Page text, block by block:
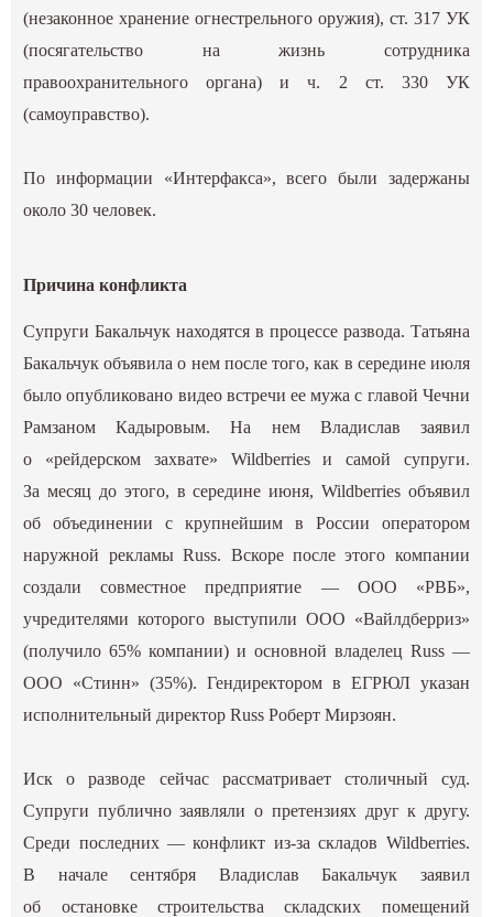
(незаконное хранение огнестрельного оружия), ст. 317 УК
(посягательство на жизнь сотрудника
правоохранительного органа) и ч. 2 ст. 330 УК
(самоуправство).
По информации «Интерфакса», всего были задержаны
около 30 человек.
Причина конфликта
Супруги Бакальчук находятся в процессе развода. Татьяна
Бакальчук объявила о нем после того, как в середине июля
было опубликовано видео встречи ее мужа с главой Чечни
Рамзаном Кадыровым. На нем Владислав заявил
о «рейдерском захвате» Wildberries и самой супруги.
За месяц до этого, в середине июня, Wildberries объявил
об объединении с крупнейшим в России оператором
наружной рекламы Russ. Вскоре после этого компании
создали совместное предприятие — ООО «РВБ»,
учредителями которого выступили ООО «Вайлдберриз»
(получило 65% компании) и основной владелец Russ —
ООО «Стинн» (35%). Гендиректором в ЕГРЮЛ указан
исполнительный директор Russ Роберт Мирзоян.
Иск о разводе сейчас рассматривает столичный суд.
Супруги публично заявляли о претензиях друг к другу.
Среди последних — конфликт из-за складов Wildberries.
В начале сентября Владислав Бакальчук заявил
об остановке строительства складских помещений